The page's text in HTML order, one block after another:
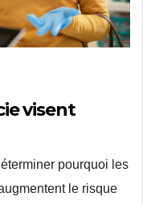
visent
pourquoi les
le risque